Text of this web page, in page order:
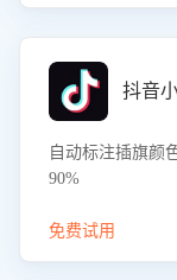
抖音
自动标注插旗颜
90%
免费试用